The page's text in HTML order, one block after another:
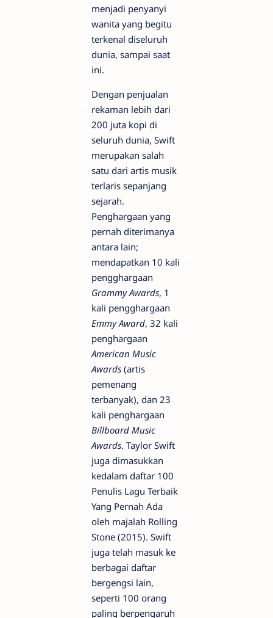
menjadi penyanyi
wanita yang begitu
terkenal diseluruh
dunia, sampai saat
ini.
Dengan penjualan
rekaman lebih dari
200 juta kopi di
seluruh dunia, Swift
merupakan salah
satu dari artis musik
terlaris sepanjang
sejarah.
Penghargaan yang
pernah diterimanya
antara lain;
mendapatkan 10 kali
pengghargaan
Grammy Awards, 1
kali pengghargaan
Emmy Award, 32 kali
penghargaan
American Music
Awards (artis
pemenang
terbanyak), dan 23
kali penghargaan
Billboard Music
Awards. Taylor Swift
juga dimasukkan
kedalam daftar 100
Penulis Lagu Terbaik
Yang Pernah Ada
oleh majalah Rolling
Stone (2015). Swift
juga telah masuk ke
berbagai daftar
bergengsi lain,
seperti 100 orang
paling berpengaruh